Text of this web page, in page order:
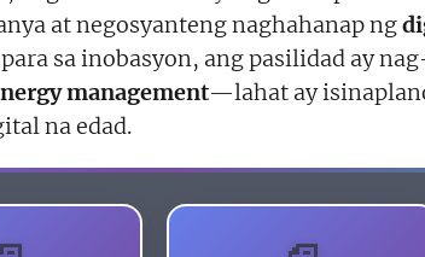
at negosyanteng naghahanap ng
sa inobasyon, ang pasilidad ay
management—lahat ay
na edad.